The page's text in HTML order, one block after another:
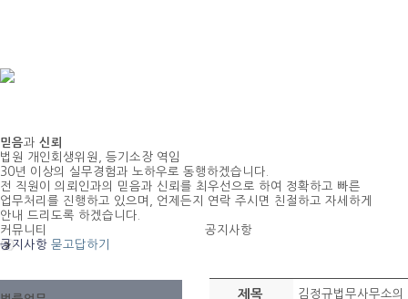
믿음과 신뢰
법원 개인회생위원, 등기소장 역임
30년 이상의 실무경험과 노하우로 동행하겠습니다.
전 직원이 의뢰인과의 믿음과 신뢰를 최우선으로 하여 정확하고 빠른
업무처리를 진행하고 있으며, 언제든지 연락 주시면 친절하고 자세하게
안내 드리도록 하겠습니다.
커뮤니티
공지사항
공지사항 묻고답하기
제목 김정규법무사무소